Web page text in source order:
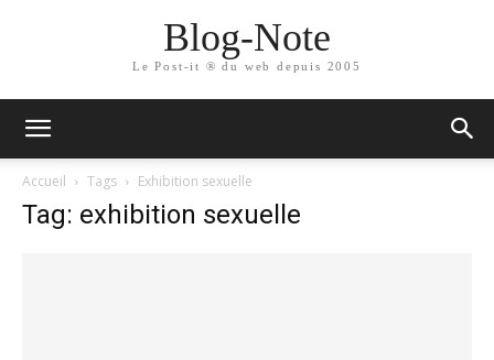
Blog-Note
Le Post-it ® du web depuis 2005
Accueil Tags Exhibition sexuelle
Tag: exhibition sexuelle